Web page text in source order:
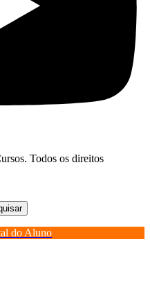
Todos os direitos
do Aluno